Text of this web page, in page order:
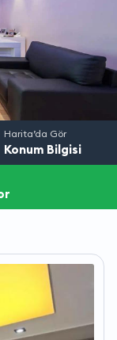
Harita’da Gör
Konum Bilgisi